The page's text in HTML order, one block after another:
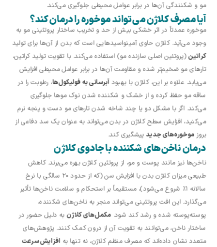
مو و شکنندگی آن‌ها در برابر عوامل محیطی جلوگیری می‌کند.
آیا مصرف کلاژن می‌تواند موخوره را درمان کند؟
موخوره عمدتاً در اثر خشکی بیش از حد و تخریب ساختار پروتئینی مو به
وجود می‌آید. کلاژن حاوی آمینواسیدهایی است که بدن از آن‌ها برای تولید
کراتین(پروتئین اصلی سازنده مو) استفاده می‌کند. با تقویت تولید کراتین،
تارهای مو ضخیم‌تر شده و مقاومت آن‌ها در برابر عوامل محیطی افزایش
می‌یابد. علاوه بر این، کلاژن با بهبودآبرسانی به فولیکول‌ها، رطوبت را در
ساقه مو حفظ کرده و از خشک و شکننده شدن نوک موها جلوگیری
می‌کند. اگر با مشکل دو یا چند شاخه شدن تارهای مو دست و پنجه نرم
می‌کنید، افزایش سطح کلاژن در بدن می‌تواند به عنوان یک سد دفاعی از
بروز موخوره‌های جدیدپیشگیری کند.
درمان ناخن‌های شکننده با جادوی کلاژن
ناخن‌ها نیز مانند پوست و مو، از پروتئین کلاژن بهره می‌برند. کاهش
طبیعی میزان کلاژن بدن با افزایش سن (که از حدود ۲۰ سالگی با نرخ
سالانه ۱٪ شروع می‌شود)، مستقیماً بر استحکام و سلامت ناخن‌ها تأثیر
می‌گذارد. این افت پروتئینی می‌تواند منجر به ناخن‌های شکننده،
پوسته‌پوسته شده و رشد کند شود. مکمل‌های کلاژنبه دلیل حضور در
ساختار ناخن، می‌توانند به تقویت آن از درون کمک کنند. پژوهش‌های
متعدد نشان داده‌اند که مصرف منظم کلاژن، نه تنها به افزایش سرعت